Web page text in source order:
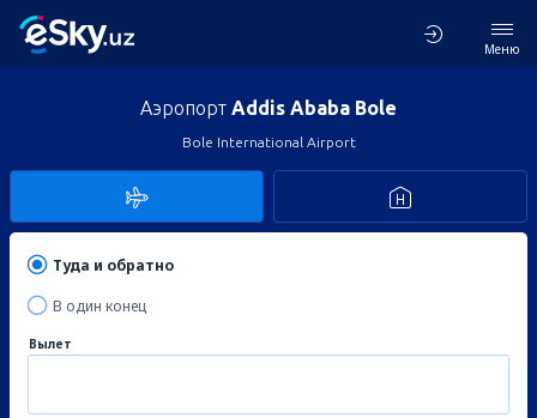
Меню
Аэропорт Addis Ababa Bole
Bole International Airport
Туда и обратно
В один конец
Вылет